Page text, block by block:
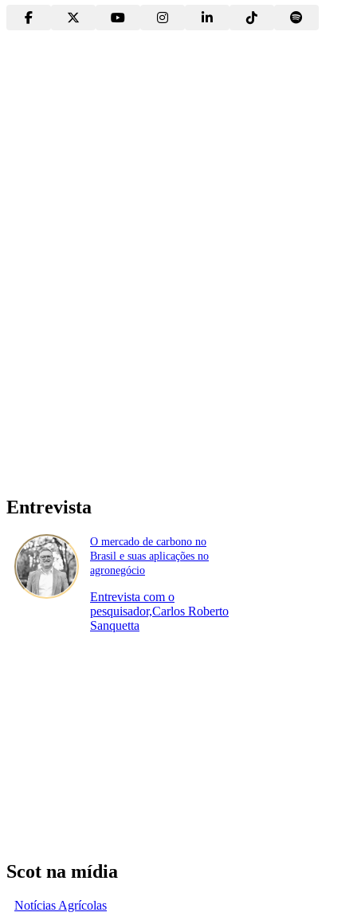
Entrevista
O mercado de carbono no
Brasil e suas aplicações no
agronegócio
Entrevista com o
pesquisador,Carlos Roberto
Sanquetta
Scot na mídia
Notícias Agrícolas